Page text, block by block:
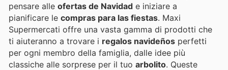
pensare alle ofertas de Navidad e iniziare a
pianificare le compras para las fiestas. Maxi
Supermercati offre una vasta gamma di prodotti che
ti aiuteranno a trovare i regalos navideños perfetti
per ogni membro della famiglia, dalle idee più
classiche alle sorprese per il tuo arbolito. Queste